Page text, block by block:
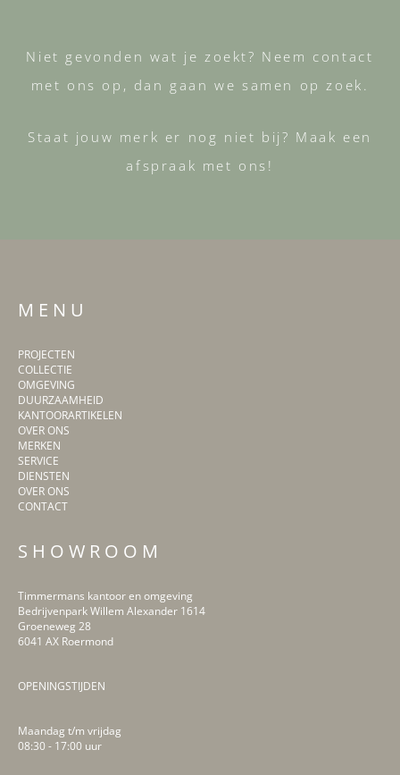
Niet gevonden wat je zoekt? Neem contact
met ons op, dan gaan we samen op zoek.
Staat jouw merk er nog niet bij? Maak een
afspraak met ons!
M E N U
PROJECTEN
COLLECTIE
OMGEVING
DUURZAAMHEID
KANTOORARTIKELEN
OVER ONS
MERKEN
SERVICE
DIENSTEN
OVER ONS
CONTACT
S H O W R O O M
Timmermans kantoor en omgeving
Bedrijvenpark Willem Alexander 1614
Groeneweg 28
6041 AX Roermond
OPENINGSTIJDEN
Maandag t/m vrijdag
08:30 - 17:00 uur